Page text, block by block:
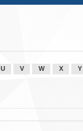
U V W X Y